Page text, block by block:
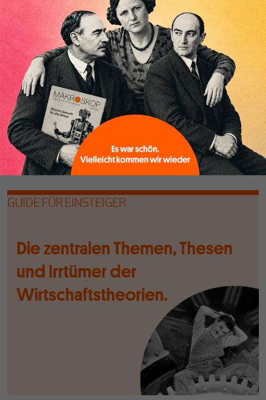
MAKROSKOP NEWSLETTER
Mit unserem Newsletter behalten Sie den
perfekten Überblick über unsere
Ausgaben, komprimiert auf die
zentralen Thesen unserer Autoren –
kostenlos und direkt
in Ihre Mailbox.
Jetzt Newsletter abonnieren!
GUIDE FÜR EINSTEIGER
Die zentralen Themen, Thesen
und Irrtümer der
Wirtschaftstheorien.